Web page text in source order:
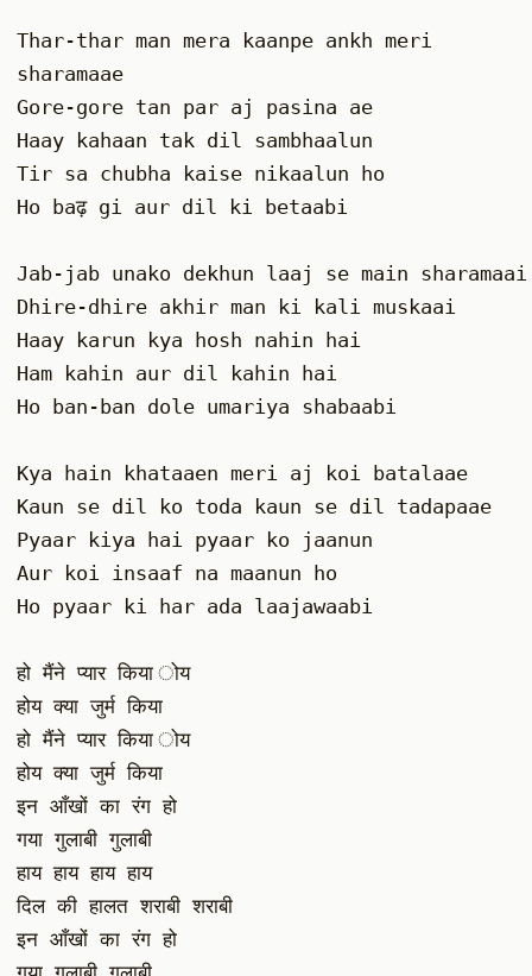
Thar-thar man mera kaanpe ankh meri
sharamaae
Gore-gore tan par aj pasina ae
Haay kahaan tak dil sambhaalun
Tir sa chubha kaise nikaalun ho
Ho baढ़ gi aur dil ki betaabi
Dhire-dhire akhir man ki kali muskaai
Haay karun kya hosh nahin hai
Ham kahin aur dil kahin hai
Ho ban-ban dole umariya shabaabi
Kya hain khataaen meri aj koi batalaae
Kaun se dil ko toda kaun se dil tadapaae
Pyaar kiya hai pyaar ko jaanun
Aur koi insaaf na maanun ho
Ho pyaar ki har ada laajawaabi
हो मैंने प्यार किया ोय
होय क्या जुर्म किया
हो मैंने प्यार किया ोय
होय क्या जुर्म किया
इन आँखों का रंग हो
गया गुलाबी गुलाबी
हाय हाय हाय हाय
दिल की हालत शराबी शराबी
इन आँखों का रंग हो